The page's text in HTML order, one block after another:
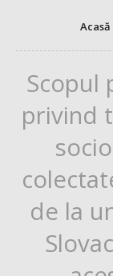
Acasă
Scopul
privind
de la